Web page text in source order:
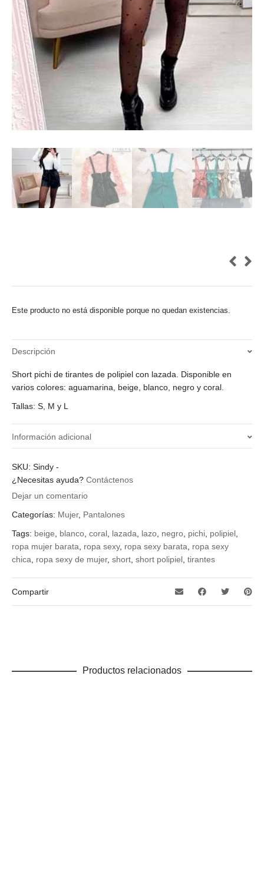
Este producto no está disponible porque no quedan existencias.
Descripción
Short pichi de tirantes de polipiel con lazada. Disponible en
varios colores: aguamarina, beige, blanco, negro y coral.
Tallas: S, M y L
Información adicional
¿Qué talla quieres?
L, M, S
Color
aguamarina, beige, blanco, coral, negro
SKU: Sindy -
¿Necesitas ayuda? Contáctenos
Dejar un comentario
Categorías: Mujer, Pantalones
Tags: beige blanco coral lazada lazo negro pichi polipiel
ropa mujer barata
ropa sexy, ropa sexy barata
ropa sexy
chica
ropa sexy de mujer, short short polipiel tirantes
Compartir
Productos relacionados